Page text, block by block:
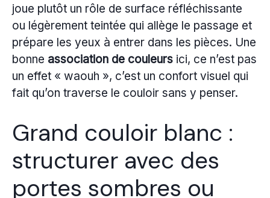
joue plutôt un rôle de surface réfléchissante
ou légèrement teintée qui allège le passage et
prépare les yeux à entrer dans les pièces. Une
bonne association de couleurs ici, ce n’est pas
un effet « waouh », c’est un confort visuel qui
fait qu’on traverse le couloir sans y penser.
Grand couloir blanc :
structurer avec des
portes sombres ou